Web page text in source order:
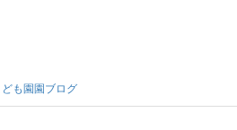
も園園ブログ